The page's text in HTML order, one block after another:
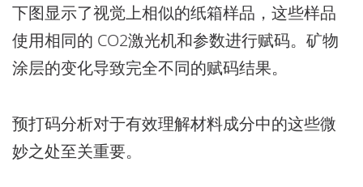
下图显示了视觉上相似的纸箱样品，这些样品
使用相同的 CO2激光机和参数进行赋码。矿物
涂层的变化导致完全不同的赋码结果。
预打码分析对于有效理解材料成分中的这些微
妙之处至关重要。